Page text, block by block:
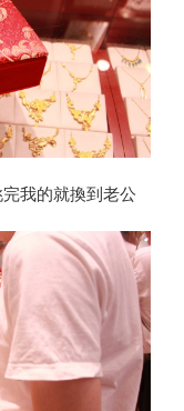
我的就換到老公